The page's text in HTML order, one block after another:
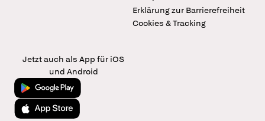
Erklärung zur Barrierefreiheit
Cookies & Tracking
Jetzt auch als App für iOS
und Android
Jetzt bei Google Play
Laden im App Store